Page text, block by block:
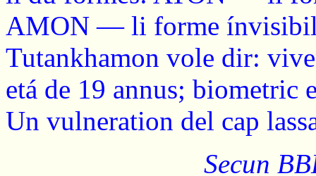
AMON — li forme ínvisibil
Tutankhamon vole dir:
etá de 19 annus; biometric
Un vulneration del cap
Secun